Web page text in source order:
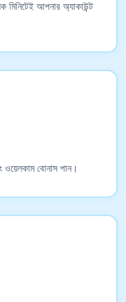
আপনার অ্যাকাউন্ট
ওয়েলকাম বোনাস পান।